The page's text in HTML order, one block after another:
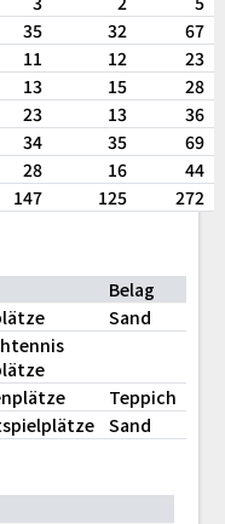
35 32
67
11 12
23
13 15
28
23 13
36
34 35
69
28 16
44
147 125 272
Belag
Sand
Teppich
Sand